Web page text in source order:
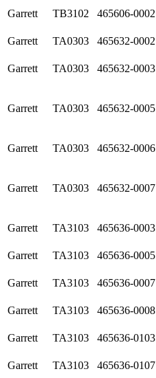
Garrett TB3102 465606-0002
Garrett TA0303 465632-0002
Garrett TA0303 465632-0003
Garrett TA0303 465632-0005
Garrett TA0303 465632-0006
Garrett TA0303 465632-0007
Garrett TA3103 465636-0003
Garrett TA3103 465636-0005
Garrett TA3103 465636-0007
Garrett TA3103 465636-0008
Garrett TA3103 465636-0103
Garrett TA3103 465636-0107